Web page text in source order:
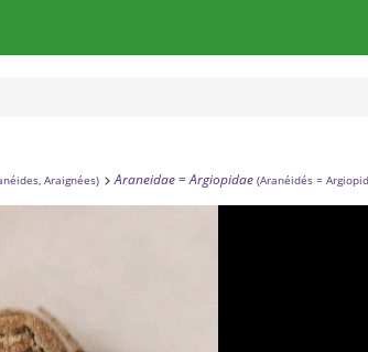
Araignées) Araneidae = Argiopidae (Aranéidés =